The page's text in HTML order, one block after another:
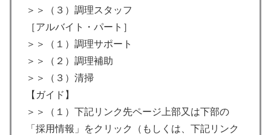
＞＞（３）調理スタッフ
［アルバイト・パート］
＞＞（１）調理サポート
＞＞（２）調理補助
＞＞（３）清掃
【ガイド】
＞＞（１）下記リンク先ページ上部又は下部の
「採用情報」をクリック（もしくは、下記リンク